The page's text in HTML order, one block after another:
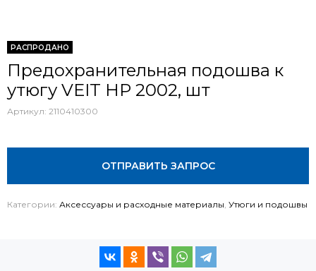
РАСПРОДАНО
Предохранительная подошва к
утюгу VEIT HP 2002, шт
Артикул: 2110410300
ОТПРАВИТЬ ЗАПРОС
Категории: Аксессуары и расходные материалы, Утюги и подошвы